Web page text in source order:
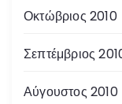
Οκτώβριος 2010
Σεπτέμβριος
Αύγουστος 2010